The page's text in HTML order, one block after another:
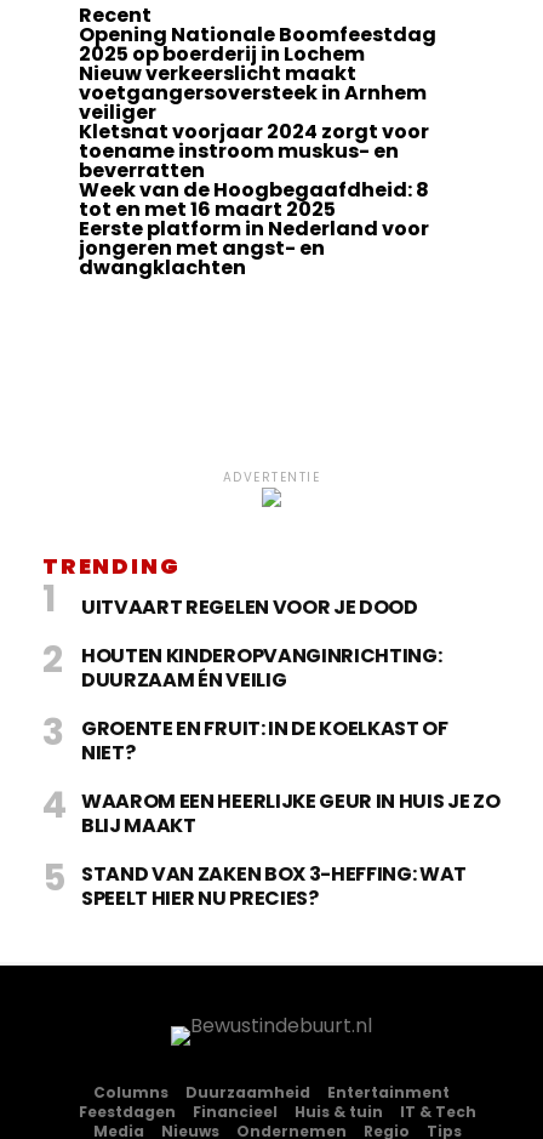
Recent
Opening Nationale Boomfeestdag
2025 op boerderij in Lochem
Nieuw verkeerslicht maakt
voetgangersoversteek in Arnhem
veiliger
Kletsnat voorjaar 2024 zorgt voor
toename instroom muskus- en
beverratten
Week van de Hoogbegaafdheid: 8
tot en met 16 maart 2025
Eerste platform in Nederland voor
jongeren met angst- en
dwangklachten
ADVERTENTIE
TRENDING
UITVAART REGELEN VOOR JE DOOD
HOUTEN KINDEROPVANGINRICHTING:
DUURZAAM ÉN VEILIG
GROENTE EN FRUIT: IN DE KOELKAST OF
NIET?
WAAROM EEN HEERLIJKE GEUR IN HUIS JE ZO
BLIJ MAAKT
STAND VAN ZAKEN BOX 3-HEFFING: WAT
SPEELT HIER NU PRECIES?
Columns Duurzaamheid
Entertainment
Feestdagen
Financieel Huis & tuin
IT & Tech
Media
Nieuws Ondernemen Regio Tips